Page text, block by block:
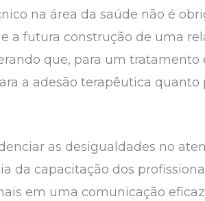
na área da saúde não é
a futura construção de uma
que, para um
a adesão terapêutica
as desigualdades no
da capacitação dos
em uma comunicação